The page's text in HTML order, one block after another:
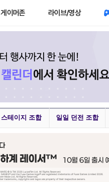
게이머존 라이브/영상
스테이지 조합 일일 던전 조합
'오너' 빼고, '페인터' 출전한 T1,